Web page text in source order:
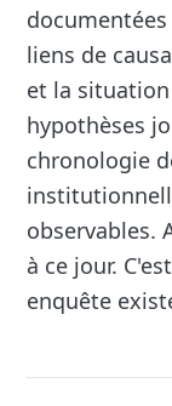
liens de
et la
hypothèses
chronologie
observables.
à ce jour.
enquête